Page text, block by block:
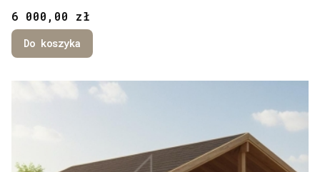
Cena
6 000,00 zł
Do koszyka